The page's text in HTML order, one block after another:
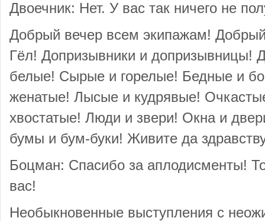
Двоечник: Нет. У вас так ничего не
Добрый вечер всем экипажам!
Гёл! Допризывники и допризывницы!
белые! Сырые и горелые! Бедные и
женатые! Лысые и кудрявые!
хвостатые! Люди и звери! Окна и
бумы и бум-буки! Живите да
Боцман: Спасибо за аплодисменты!
вас!
Необыкновенные выступления с